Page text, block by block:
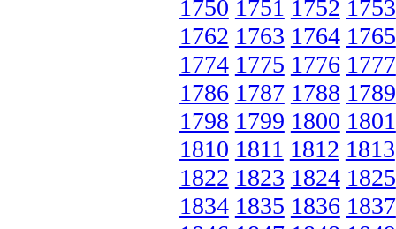
1750 1751 1752 1753
1762 1763 1764 1765
1774 1775 1776 1777
1786 1787 1788 1789
1798 1799 1800 1801
1810 1811 1812 1813
1822 1823 1824 1825
1834 1835 1836 1837